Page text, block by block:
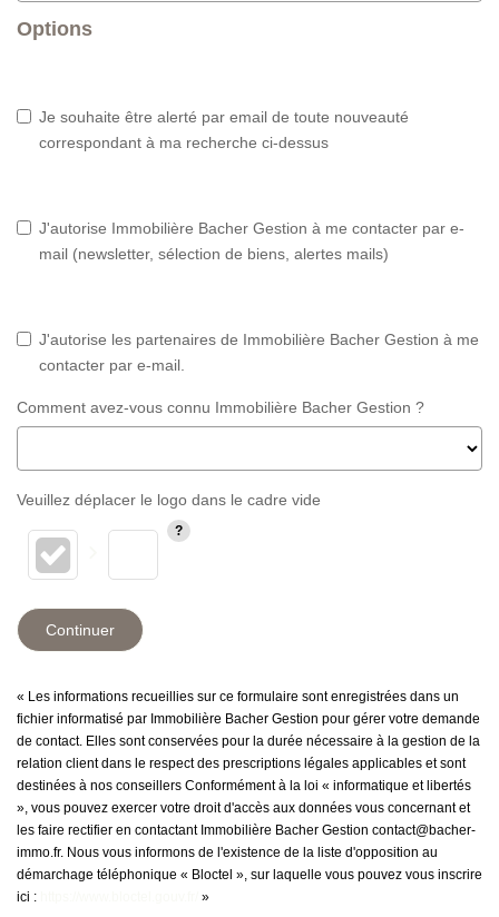
Options
Je souhaite être alerté par email de toute nouveauté
correspondant à ma recherche ci-dessus
J'autorise Immobilière Bacher Gestion à me contacter par e-
mail (newsletter, sélection de biens, alertes mails)
J'autorise les partenaires de Immobilière Bacher Gestion à me
contacter par e-mail.
Comment avez-vous connu Immobilière Bacher Gestion ?
Veuillez déplacer le logo dans le cadre vide
Continuer
« Les informations recueillies sur ce formulaire sont enregistrées dans un
fichier informatisé par Immobilière Bacher Gestion pour gérer votre demande
de contact. Elles sont conservées pour la durée nécessaire à la gestion de la
relation client dans le respect des prescriptions légales applicables et sont
destinées à nos conseillers Conformément à la loi « informatique et libertés
», vous pouvez exercer votre droit d'accès aux données vous concernant et
les faire rectifier en contactant Immobilière Bacher Gestion contact@bacher-
immo.fr. Nous vous informons de l'existence de la liste d'opposition au
démarchage téléphonique « Bloctel », sur laquelle vous pouvez vous inscrire
ici :
»